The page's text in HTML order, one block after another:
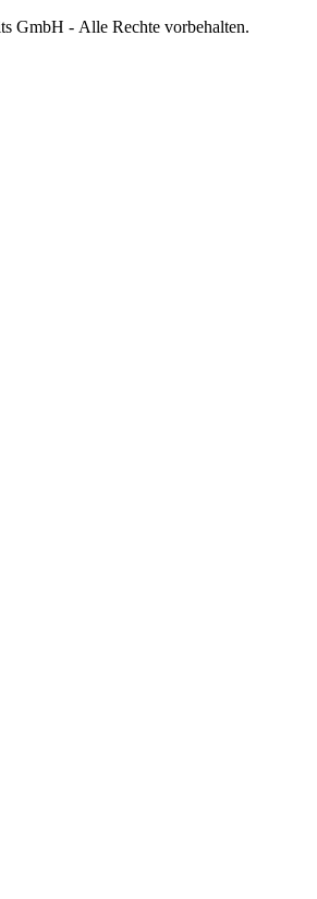
GmbH - Alle Rechte vorbehalten.